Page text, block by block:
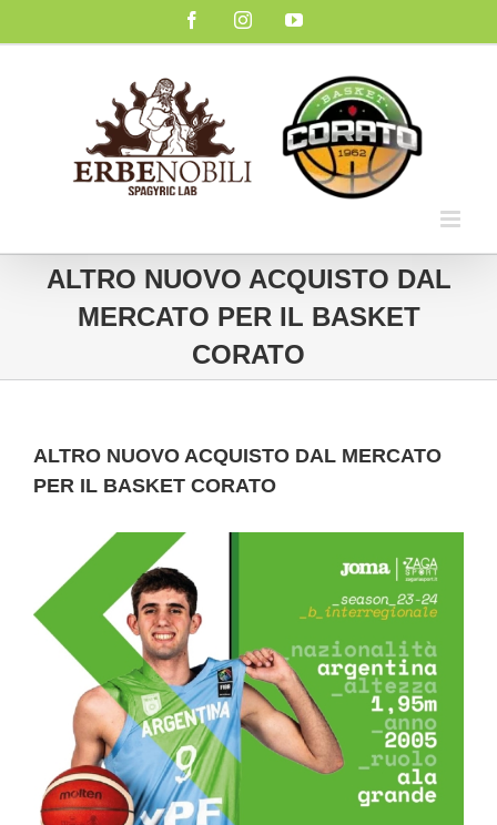
FacebookInstagramYouTube
ALTRO NUOVO ACQUISTO DAL
MERCATO PER IL BASKET
CORATO
ALTRO NUOVO ACQUISTO DAL MERCATO
PER IL BASKET CORATO
immagine